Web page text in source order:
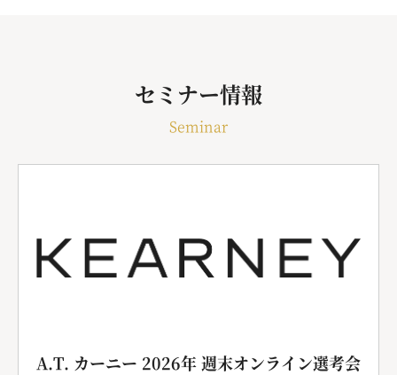
セミナー情報
Seminar
A.T. カーニー 2026年 週末オンライン選考会